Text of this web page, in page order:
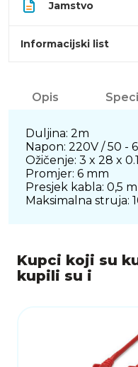
Jamstvo
Informacijski list
Opis
Duljina: 2m
Napon: 220V / 50 -
Ožičenje: 3 x 28 x
Promjer: 6 mm
Presjek kabla: 0,5
Maksimalna struja:
Kupci koji su
kupili su i